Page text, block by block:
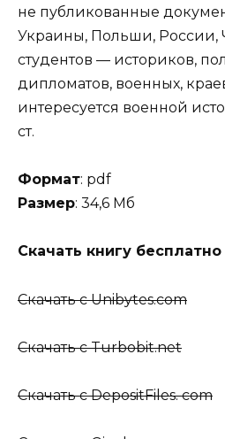
не публикованные
Украины, Польши, России,
студентов — историков,
дипломатов, военных,
интересуется военной
ст.
Формат: pdf
Размер: 34,6 Мб
Скачать книгу бесплатно
Скачать c Unibytes.com
Скачать c Turbobit.net
Скачать c DepositFiles. com